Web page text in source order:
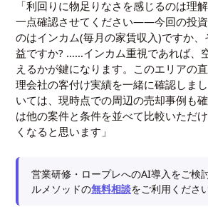
「利回りに物足りなさを感じるのは理
一点確認させてください——今回の投
のはインカム(毎月の家賃収入)ですか
益ですか? ……インカム重視であれば、
えるかが鍵になります。このエリアの
理会社の客付け実績を一緒に確認しま
いては、現時点での周辺の売却事例も
は他の案件と条件を並べて比較いただ
くなると思います」
営業研修・ロープレへのAI導入をご検
ルメソッドの無料相談をご利用ください